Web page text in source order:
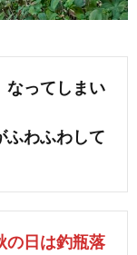
なってしまい
ふわふわして
の日は釣瓶落